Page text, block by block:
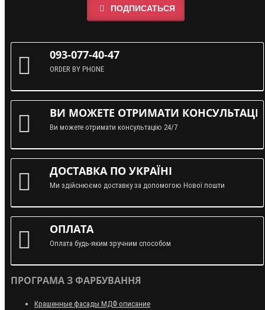
ПОДПИСАТЬСЯ
093-077-40-47
ORDER BY PHONE
ВИ МОЖЕТЕ ОТРИМАТИ
Ви можете отримати консультацію 24/7
ДОСТАВКА ПО УКРАЇНІ
Ми здійснюємо доставку за допомогою Нової пошти
ОПЛАТА
Оплата будь-яким зручним способом
ПРОГРАМА З ФАРБУВАННЯ
Крашенные фасады МДФ описание